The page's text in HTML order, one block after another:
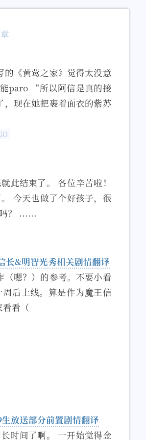
的《黄莺之家》觉得太没意
paro “所以阿信是真的接
现在她把裹着面衣的紫苏
此结束了。 各位辛苦啦！
今天也做了个好孩子，很
？ ......
长&明智光秀相关剧情翻译
嗯？）的参考。不要小看
后上线。算是作为魔王信
看（
放送部分前置剧情翻译
时间了啊。 一开始觉得金